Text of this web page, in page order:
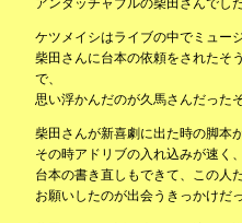
ケツメイシはライブの中でミュー
柴田さんに台本の依頼をされたそ
で、
思い浮かんだのが久馬さんだった
柴田さんが新喜劇に出た時の脚本
その時アドリブの入れ込みが速く
台本の書き直しもできて、この人
お願いしたのが出会うきっかけだ